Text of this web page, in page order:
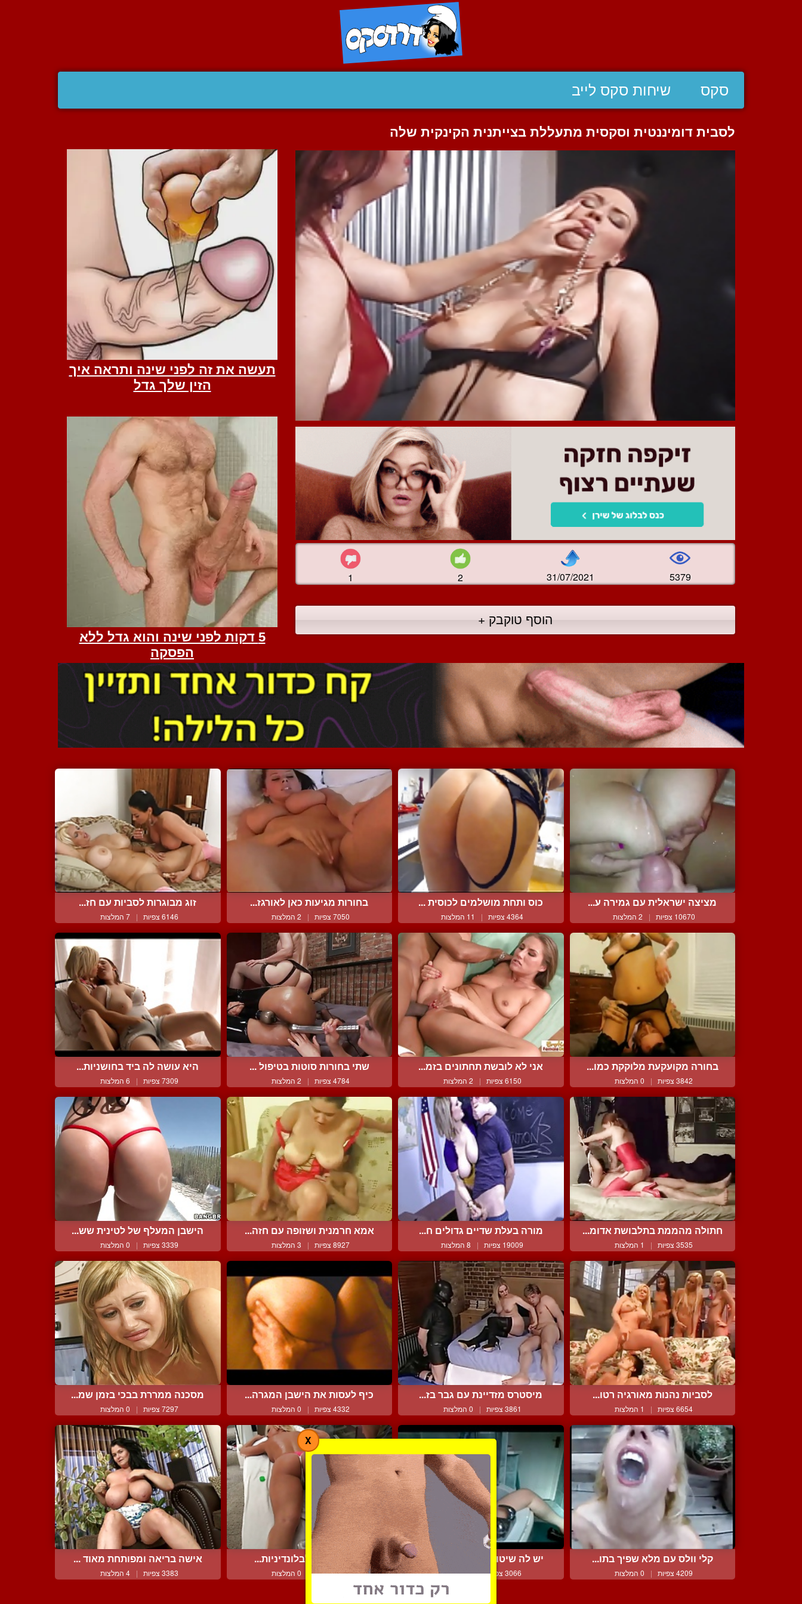
סקס שיחות סקס לייב
לסבית דומיננטית וסקסית מתעללת בצייתנית הקינקית שלה
1 2 31/07/2021 5379
הוסף טוקבק +
מציצה ישראלית עם גמירה ע...
10670 צפיות | 2 המלצות
כוס ותחת מושלמים לכוסית ...
4364 צפיות | 11 המלצות
בחורות מגיעות כאן לאורגז...
7050 צפיות | 2 המלצות
זוג מבוגרות לסביות עם חז...
6146 צפיות | 7 המלצות
בחורה מקועקעת מלוקקת כמו...
3842 צפיות | 0 המלצות
אני לא לובשת תחתונים בזמ...
6150 צפיות | 2 המלצות
שתי בחורות סוטות בטיפול ...
4784 צפיות | 2 המלצות
היא עושה לה ביד בחושניות...
7309 צפיות | 6 המלצות
חתולה מהממת בתלבושת אדומ...
3535 צפיות | 1 המלצות
מורה בעלת שדיים גדולים ח...
19009 צפיות | 8 המלצות
אמא חרמנית ושזופה עם חזה...
8927 צפיות | 3 המלצות
הישבן המעלף של לטינית שש...
3339 צפיות | 0 המלצות
לסביות נהנות מאורגיה רטו...
6654 צפיות | 1 המלצות
מיסטרס מזדיינת עם גבר בז...
3861 צפיות | 0 המלצות
כיף לעסות את הישבן המגרה...
4332 צפיות | 0 המלצות
מסכנה ממררת בבכי בזמן שמ...
7297 צפיות | 0 המלצות
קלי וולס עם מלא שפיך בתו...
4209 צפיות | 0 המלצות
יש לה שיטו מיוחדות לאמבט...
3066 צפיות | 2 המלצות
עיסוי אירוטי לבלונדיניות...
6579 צפיות | 0 המלצות
אישה בריאה ומפותחת מאוד ...
3383 צפיות | 4 המלצות
צור קשר
X